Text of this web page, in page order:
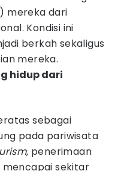
mereka dari
Kondisi ini
berkah sekaligus
mereka.
hidup dari
sebagai
pada pariwisata
penerimaan
sekitar